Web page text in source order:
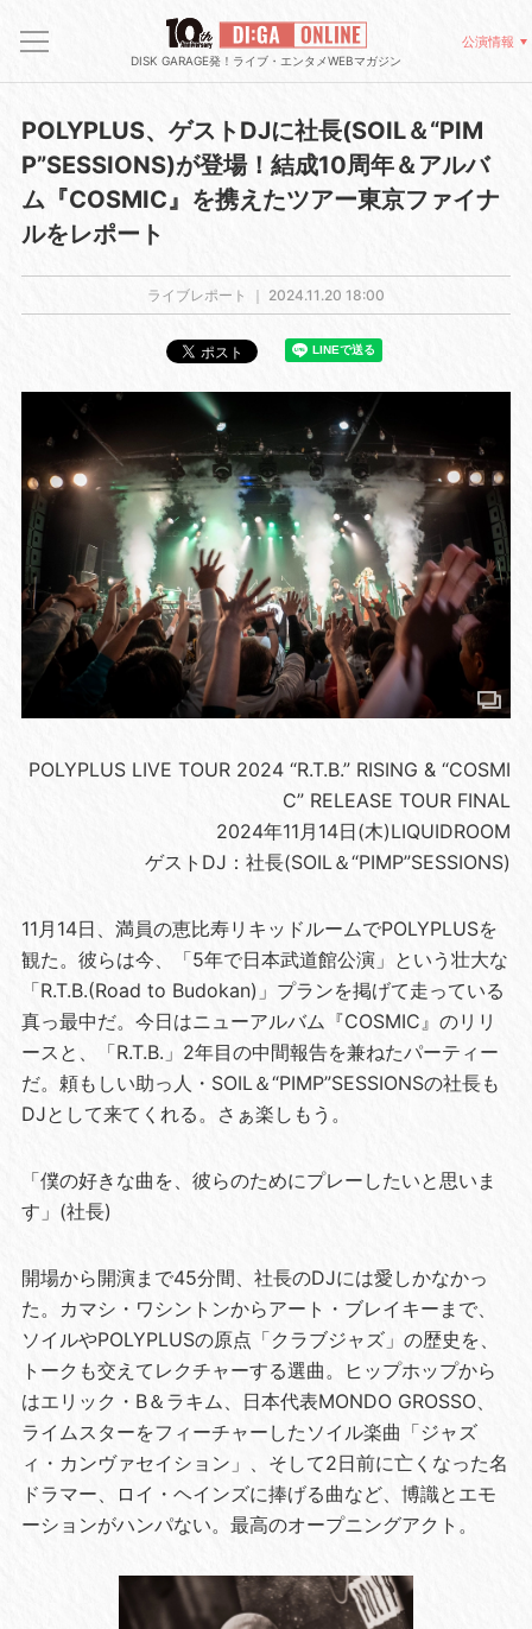
DISK GARAGE発！ライブ・エンタメWEBマガジン
公演情報
POLYPLUS、ゲストDJに社長(SOIL＆“PIM
P”SESSIONS)が登場！結成10周年＆アルバ
ム『COSMIC』を携えたツアー東京ファイナ
ルをレポート
ライブレポート ｜ 2024.11.20 18:00
POLYPLUS LIVE TOUR 2024 “R.T.B.” RISING & “COSMI
C” RELEASE TOUR FINAL
2024年11月14日(木)LIQUIDROOM
ゲストDJ：社長(SOIL＆“PIMP”SESSIONS)
11月14日、満員の恵比寿リキッドルームでPOLYPLUSを
観た。彼らは今、「5年で日本武道館公演」という壮大な
「R.T.B.(Road to Budokan)」プランを掲げて走っている
真っ最中だ。今日はニューアルバム『COSMIC』のリリ
ースと、「R.T.B.」2年目の中間報告を兼ねたパーティー
だ。頼もしい助っ人・SOIL＆“PIMP”SESSIONSの社長も
DJとして来てくれる。さぁ楽しもう。
「僕の好きな曲を、彼らのためにプレーしたいと思いま
す」(社長)
開場から開演まで45分間、社長のDJには愛しかなかっ
た。カマシ・ワシントンからアート・ブレイキーまで、
ソイルやPOLYPLUSの原点「クラブジャズ」の歴史を、
トークも交えてレクチャーする選曲。ヒップホップから
はエリック・B＆ラキム、日本代表MONDO GROSSO、
ライムスターをフィーチャーしたソイル楽曲「ジャズ
ィ・カンヴァセイション」、そして2日前に亡くなった名
ドラマー、ロイ・ヘインズに捧げる曲など、博識とエモ
ーションがハンパない。最高のオープニングアクト。